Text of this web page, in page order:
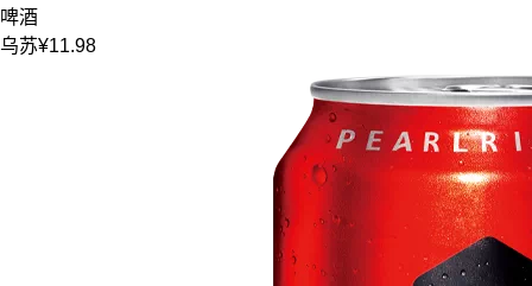
啤酒
乌苏¥11.98